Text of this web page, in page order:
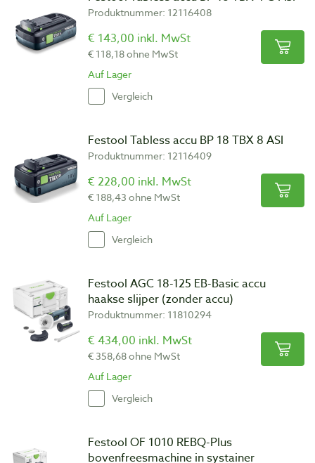
Produktnummer: 12116408
€ 143,00 inkl. MwSt
€ 118,18 ohne MwSt
Auf Lager
Vergleich
Festool Tabless accu BP 18 TBX 8 ASI
Produktnummer: 12116409
€ 228,00 inkl. MwSt
€ 188,43 ohne MwSt
Auf Lager
Vergleich
Festool AGC 18-125 EB-Basic accu
haakse slijper (zonder accu)
Produktnummer: 11810294
€ 434,00 inkl. MwSt
€ 358,68 ohne MwSt
Auf Lager
Vergleich
Festool OF 1010 REBQ-Plus
bovenfreesmachine in systainer